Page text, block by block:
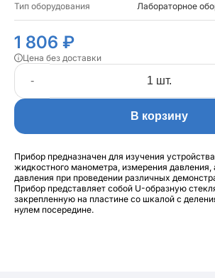
Тип оборудования Лабораторное
1 806 ₽
Цена без доставки
-
В корзину
Прибор предназначен для изучения
жидкостного манометра, измерения давления,
давления при проведении различных
Прибор представляет собой U-образную
закрепленную на пластине со шкалой с
нулем посередине.